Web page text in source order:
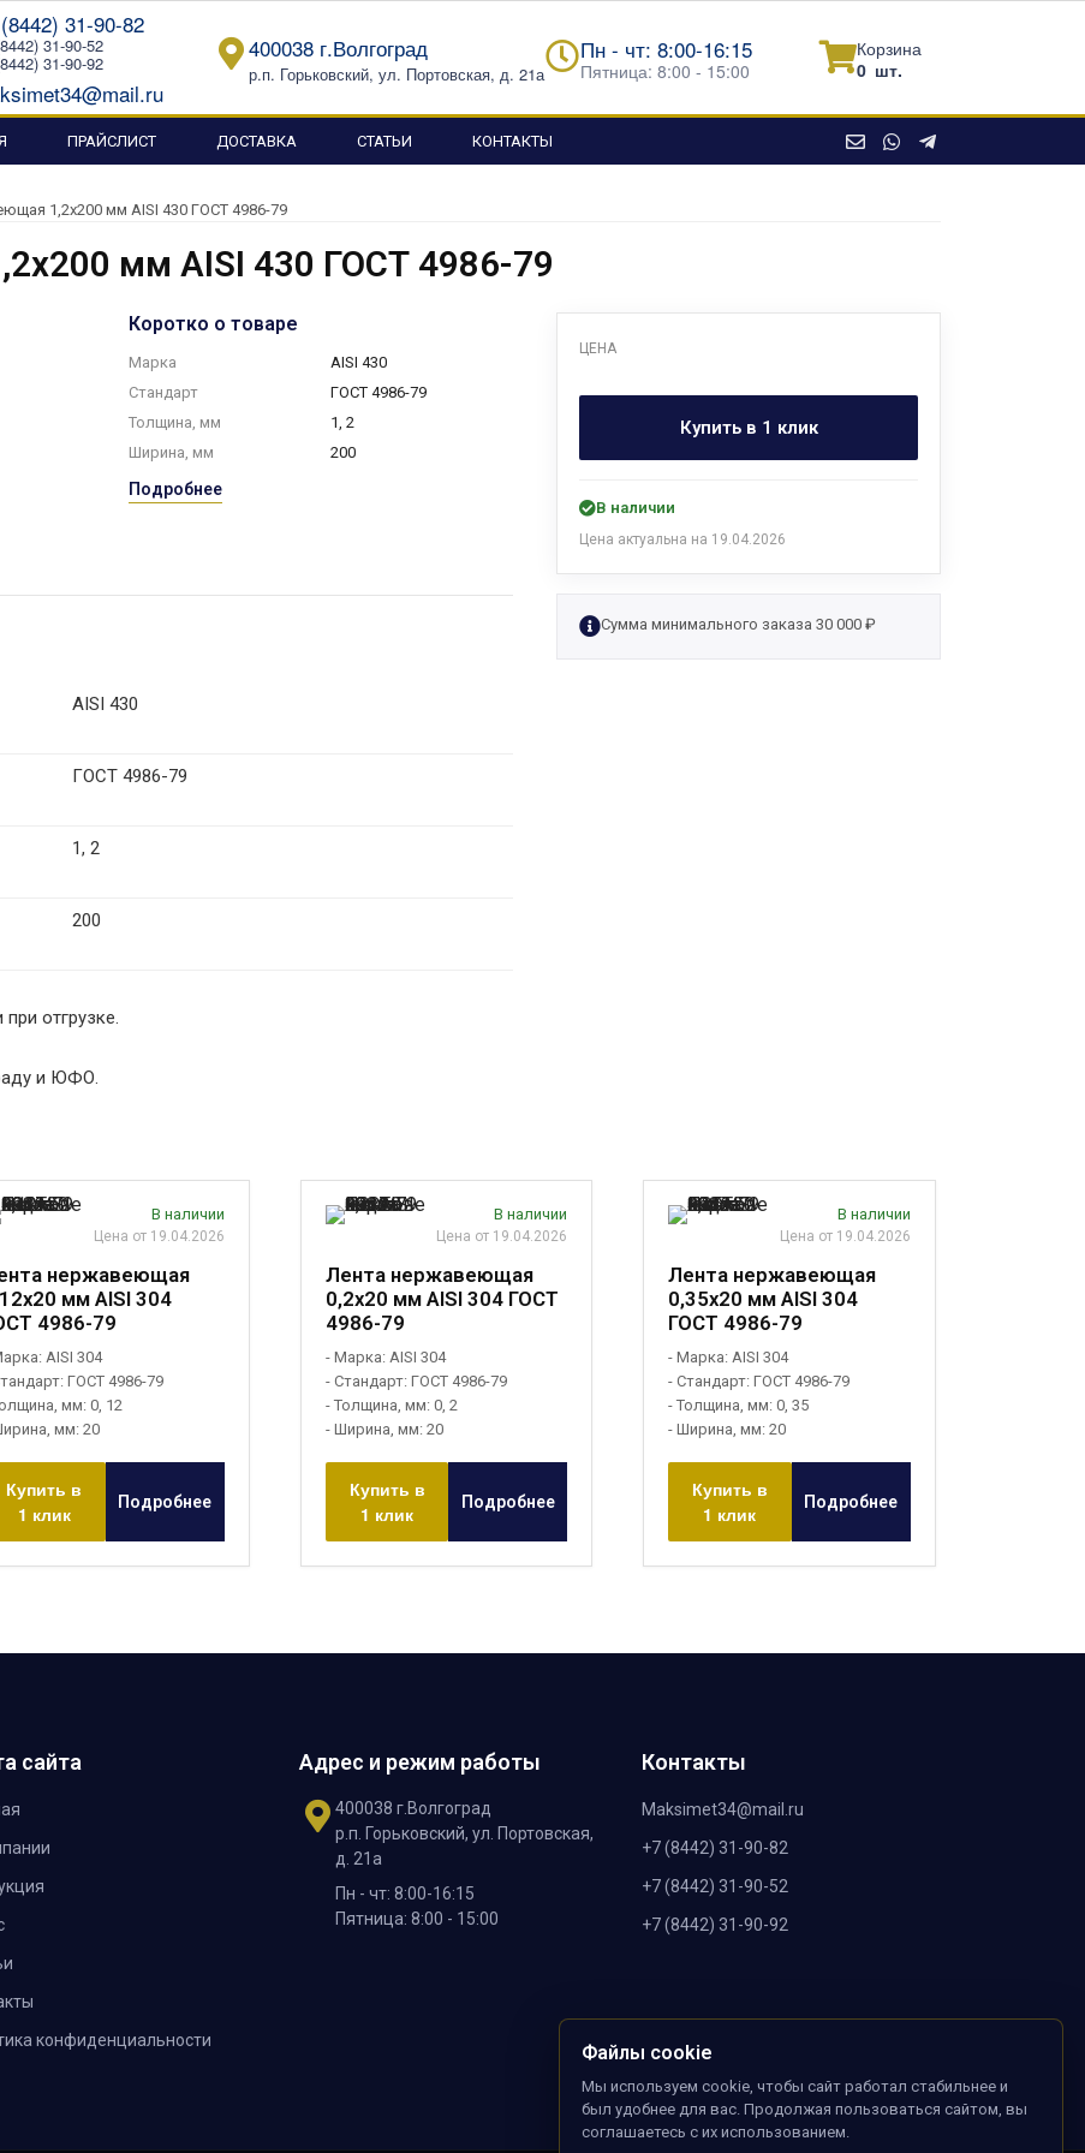
31-90-82
31-90-52
31-90-92
400038 г.Волгоград
р.п. Горьковский, ул. Портовская, д. 21а
Пн - чт: 8:00-16:15
Пятница: 8:00 - 15:00
Корзина
0 шт.
ПРАЙСЛИСТ ДОСТАВКА СТАТЬИ КОНТАКТЫ
1,2х200 мм AISI 430 ГОСТ 4986-79
мм AISI 430 ГОСТ 4986-79
Коротко о товаре
Марка
AISI 430
Стандарт
ГОСТ 4986-79
Толщина, мм
1, 2
Ширина, мм
200
Подробнее
AISI 430
ГОСТ 4986-79
1, 2
200
отгрузке.
и ЮФО.
ЦЕНА
Купить в 1 клик
В наличии
Цена актуальна на 19.04.2026
Сумма минимального заказа 30 000 ₽
В наличии
Цена от 19.04.2026
нержавеющая
мм AISI 304
4986-79
AISI 304
ГОСТ 4986-79
мм: 0, 12
мм: 20
Купить в
1 клик
Подробнее
В наличии
Цена от 19.04.2026
Лента нержавеющая
0,2х20 мм AISI 304 ГОСТ
4986-79
- Марка: AISI 304
- Стандарт: ГОСТ 4986-79
- Толщина, мм: 0, 2
- Ширина, мм: 20
Купить в
1 клик
Подробнее
В наличии
Цена от 19.04.2026
Лента нержавеющая
0,35х20 мм AISI 304
ГОСТ 4986-79
- Марка: AISI 304
- Стандарт: ГОСТ 4986-79
- Толщина, мм: 0, 35
- Ширина, мм: 20
Купить в
1 клик
Подробнее
сайта
конфиденциальности
Адрес и режим работы
400038 г.Волгоград
р.п. Горьковский, ул. Портовская,
д. 21а
Пн - чт: 8:00-16:15
Пятница: 8:00 - 15:00
Контакты
Maksimet34@mail.ru
+7 (8442) 31-90-82
+7 (8442) 31-90-52
+7 (8442) 31-90-92
Файлы cookie
Мы используем cookie, чтобы сайт работал стабильнее и
был удобнее для вас. Продолжая пользоваться сайтом, вы
соглашаетесь с их использованием.